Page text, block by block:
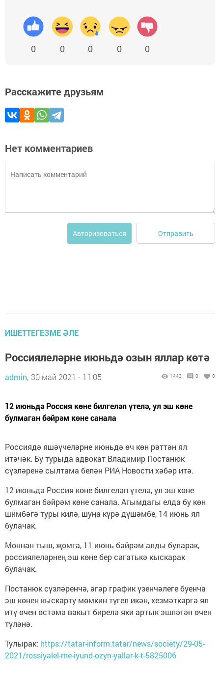
0 0 0 0 0
Расскажите друзьям
Нет комментариев
Авторизоваться Отправить
ИШЕТТЕГЕЗМЕ ӘЛЕ
Россиялеләрне июньдә озын яллар көтә
admin, 30 май 2021 - 11:05 1443 0 0
12 июньдә Россия көне билгеләп үтелә, ул эш көне
булмаган бәйрәм көне санала
Россиядә яшәүчеләрне июньдә өч көн рәттән ял
итәчәк. Бу турыда адвокат Владимир Постанюк
сүзләренә сылтама белән РИА Новости хәбәр итә.
12 июньдә Россия көне билгеләп үтелә, ул эш көне
булмаган бәйрәм көне санала. Агымдагы елда бу көн
шимбәгә туры килә, шуңа күрә дүшәмбе, 14 июнь ял
булачак.
Моннан тыш, җомга, 11 июнь бәйрәм алды буларак,
россиялеләрнең эш көне бер сәгатькә кыскарак
булачак.
Постанюк сүзләренчә, әгәр график үзенчәлеге буенча
эш көнен кыскарту мөмкин түгел икән, хезмәткәргә ял
итү өчен өстәмә вакыт бирелә яки артык эшләгән өчен
түләнә.
Тулырак: https://tatar-inform.tatar/news/society/29-05-
2021/rossiyalel-rne-iyund-ozyn-yallar-k-t-5825006